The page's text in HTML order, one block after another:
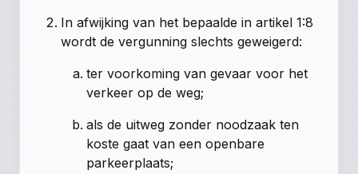
In afwijking van het bepaalde in artikel 1:8
wordt de vergunning slechts geweigerd:
ter voorkoming van gevaar voor het
verkeer op de weg;
als de uitweg zonder noodzaak ten
koste gaat van een openbare
parkeerplaats;